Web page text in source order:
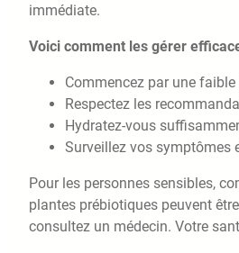
immédiate.
Voici comment les gérer
Commencez par une
Respectez les
Hydratez-vous
Surveillez vos symptômes
Pour les personnes sensibles,
plantes prébiotiques peuvent
consultez un médecin. Votre